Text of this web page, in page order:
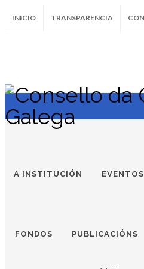
INICIO TRANSPARENCIA
Instagram
A INSTITUCIÓN EVENTOS
FONDOS PUBLICACIÓNS